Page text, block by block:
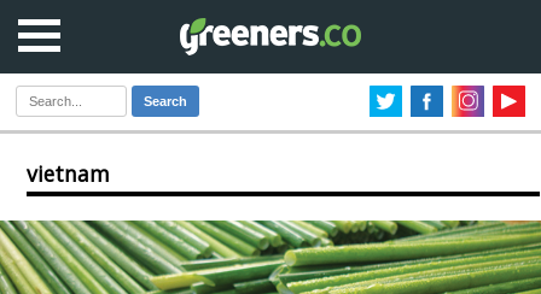
Search
vietnam